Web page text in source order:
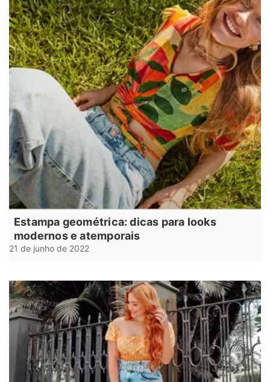
Estampa geométrica: dicas para looks
modernos e atemporais
21 de junho de 2022